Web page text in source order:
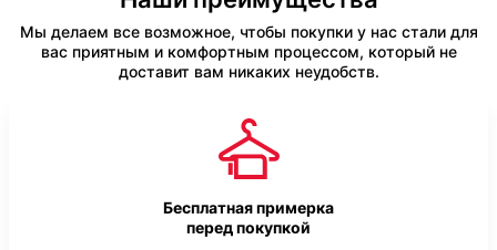
Мы делаем все возможное, чтобы покупки у нас стали для
вас приятным и комфортным процессом, который не
доставит вам никаких неудобств.
Бесплатная примерка
перед покупкой